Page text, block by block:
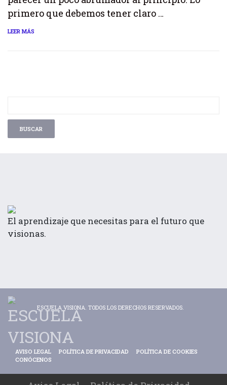
primero que debemos tener claro …
LEER MÁS
El aprendizaje que necesitas para el futuro que
visionas.
ESCUELA VISIONA. TODOS LOS DERECHOS RESERVADOS.
AVISO LEGAL POLÍTICA DE PRIVACIDAD
POLÍTICA DE COOKIES
CONÓCENOS